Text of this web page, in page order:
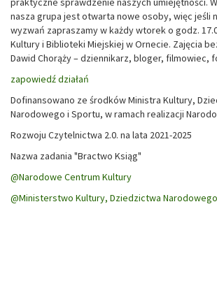
nasza grupa jest otwarta nowe osoby, więc jeśli
wyzwań zapraszamy w każdy wtorek o godz.
Kultury i Biblioteki Miejskiej w Ornecie. Zajęcia
Dawid Chorąży – dziennikarz, bloger, filmowiec,
zapowiedź działań
Dofinansowano ze środków Ministra Kultury,
Narodowego i Sportu, w ramach realizacji
Rozwoju Czytelnictwa 2.0. na lata 2021-2025
Nazwa zadania "Bractwo Ksiąg"
@Narodowe Centrum Kultury
@Ministerstwo Kultury, Dziedzictwa